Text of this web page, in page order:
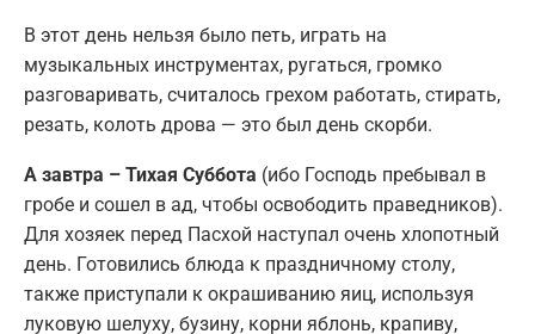
В этот день нельзя было петь, играть на
музыкальных инструментах, ругаться, громко
разговаривать, считалось грехом работать, стирать,
резать, колоть дрова — это был день скорби.
А завтра – Тихая Суббота (ибо Господь пребывал в
гробе и сошел в ад, чтобы освободить праведников).
Для хозяек перед Пасхой наступал очень хлопотный
день. Готовились блюда к праздничному столу,
также приступали к окрашиванию яиц, используя
луковую шелуху, бузину, корни яблонь, крапиву,